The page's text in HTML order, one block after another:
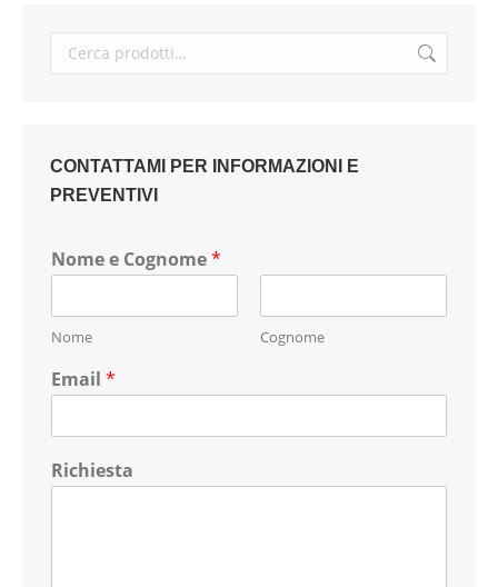
CONTATTAMI PER INFORMAZIONI E
PREVENTIVI
Nome e Cognome*
Nome Cognome
Email *
Richiesta